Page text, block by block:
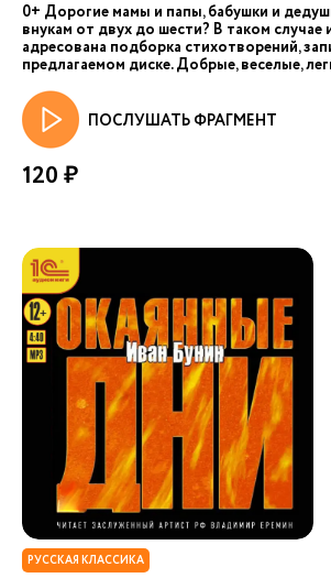
0+ Дорогие мамы и папы, бабушки и
внукам от двух до шести? В таком случае
адресована подборка стихотворений,
предлагаемом диске. Добрые, веселые,
ПОСЛУШАТЬ ФРАГМЕНТ
120 ₽
РУССКАЯ КЛАССИКА